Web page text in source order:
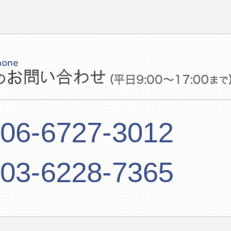
06-6727-3012
03-6228-7365